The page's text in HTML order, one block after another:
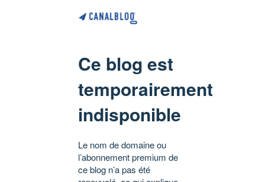
Ce blog est
temporairement
indisponible
Le nom de domaine ou
l’abonnement premium de
ce blog n’a pas été